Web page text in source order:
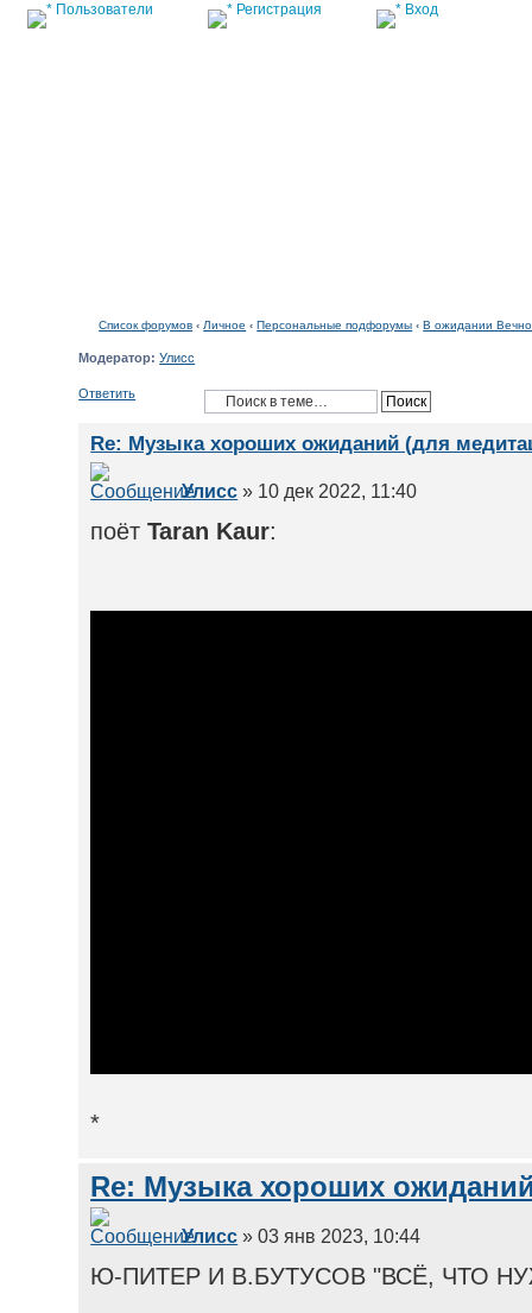
Пользователи Регистрация Вход
Список форумов ‹ Личное ‹ Персональные подфорумы ‹ В ожидании
Модератор: Улисс
Ответить
Re: Музыка хороших ожиданий (для
Улисс » 10 дек 2022, 11:40
поётTarаn Kaur:
*
Re: Музыка хороших
Улисс » 03 янв 2023, 10:44
Ю-ПИТЕР И В.БУТУСОВ "ВСЁ, ЧТО